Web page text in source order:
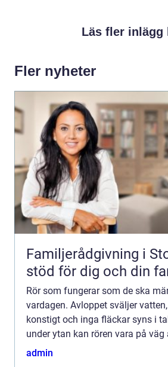
Läs fler inlägg
Fler nyheter
Familjerådgivning i
stöd för dig och din
Rör som fungerar som de ska
vardagen. Avloppet sväljer
konstigt och inga fläckar syns i
under ytan kan rören vara på väg
Rörinspektion stockholm ger en
admin